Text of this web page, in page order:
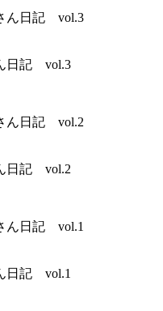
日記 vol.3
日記 vol.2
日記 vol.1